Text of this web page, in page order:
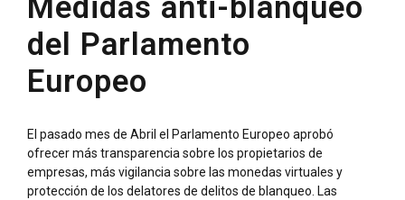
Medidas anti-blanqueo
del Parlamento
Europeo
El pasado mes de Abril el Parlamento Europeo aprobó
ofrecer más transparencia sobre los propietarios de
empresas, más vigilancia sobre las monedas virtuales y
protección de los delatores de delitos de blanqueo. Las